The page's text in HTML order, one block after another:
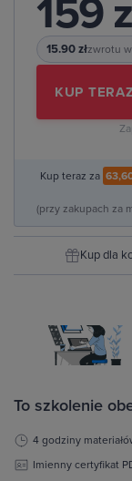
159
15.90 złzwrotu
KUP TERAZ
Kup teraz za
(przy zakupach za
Kup dla
To szkolenie
4 godziny
Imienny certyfikat